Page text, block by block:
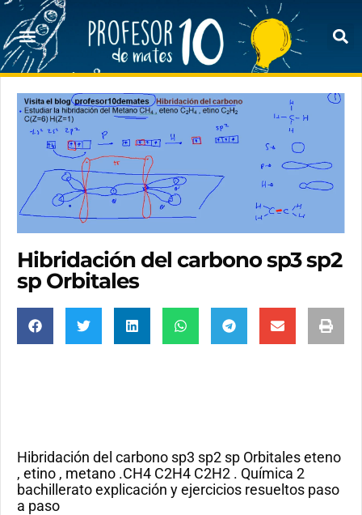
Hibridación del carbono sp3 sp2
sp Orbitales
Hibridación del carbono sp3 sp2 sp Orbitales eteno
, etino , metano .CH4 C2H4 C2H2 . Química 2
bachillerato explicación y ejercicios resueltos paso
a paso